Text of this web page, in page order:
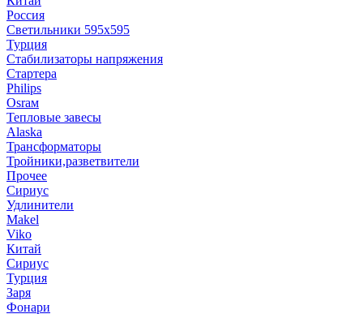
Россия
Светильники 595х595
Турция
Стабилизаторы напряжения
Стартера
Philips
Оsrам
Тепловые завесы
Alaska
Трансформаторы
Тройники,разветвители
Прочее
Сириус
Удлинители
Makel
Viko
Китай
Сириус
Турция
Заря
Фонари